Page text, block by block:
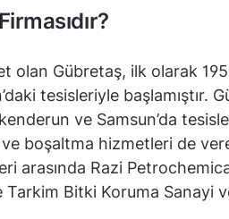
olan Gübretaş, ilk olarak
tesisleriyle başlamıştır.
ve Samsun’da
boşaltma hizmetleri de
arasında Razi
Tarkim Bitki Koruma Sanayi